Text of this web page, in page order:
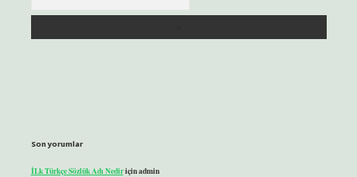
Son yorumlar
İLk Türkçe Sözlük Adı Nediriçinadmin